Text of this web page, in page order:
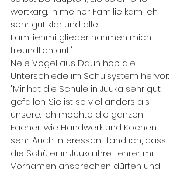
wortkarg. In meiner Familie kam ich
sehr gut klar und alle
Familienmitglieder nahmen mich
freundlich auf."
Nele Vogel aus Daun hob die
Unterschiede im Schulsystem hervor:
"Mir hat die Schule in Juuka sehr gut
gefallen. Sie ist so viel anders als
unsere. Ich mochte die ganzen
Fächer, wie Handwerk und Kochen
sehr. Auch interessant fand ich, dass
die Schüler in Juuka ihre Lehrer mit
Vornamen ansprechen dürfen und